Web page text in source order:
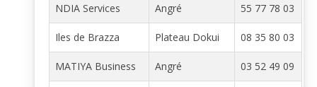
NDIA Services Angré 55 77 78 03
Iles de Brazza Plateau Dokui 08 35 80 03
MATIYA Business Angré 03 52 49 09